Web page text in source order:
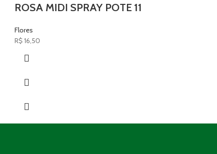
ROSA MIDI SPRAY POTE 11
Flores
R$ 16,50